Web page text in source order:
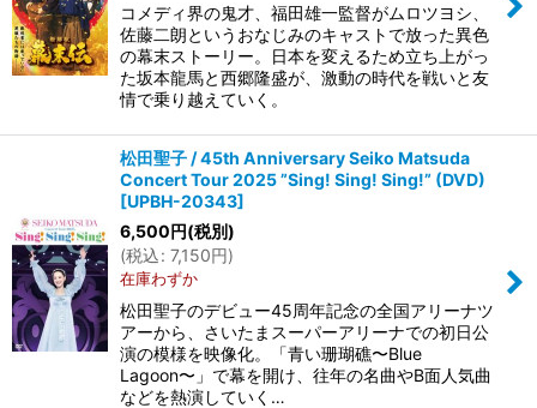
コメディ界の鬼才、福田雄一監督がムロツヨシ、
佐藤二朗というおなじみのキャストで放った異色
の幕末ストーリー。日本を変えるため立ち上がっ
た坂本龍馬と西郷隆盛が、激動の時代を戦いと友
情で乗り越えていく。
松田聖子 / 45th Anniversary Seiko Matsuda
Concert Tour 2025 ”Sing! Sing! Sing!” (DVD)
[UPBH-20343]
6,500円(税別)
(税込: 7,150円)
在庫わずか
松田聖子のデビュー45周年記念の全国アリーナツ
アーから、さいたまスーパーアリーナでの初日公
演の模様を映像化。「青い珊瑚礁〜Blue
Lagoon〜」で幕を開け、往年の名曲やB面人気曲
などを熱演していく…